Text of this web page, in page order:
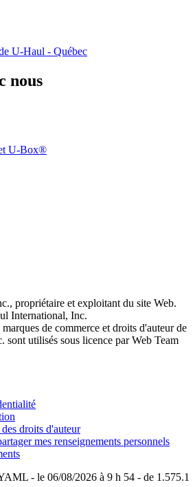
U-Haul - Québec
nous
U-Box®
propriétaire et exploitant du site Web.
International, Inc.
marques de commerce et droits d'auteur de
utilisés sous licence par Web Team
droits d'auteur
mes renseignements personnels
- le 06/08/2026 à 9 h 54 - de 1.575.1